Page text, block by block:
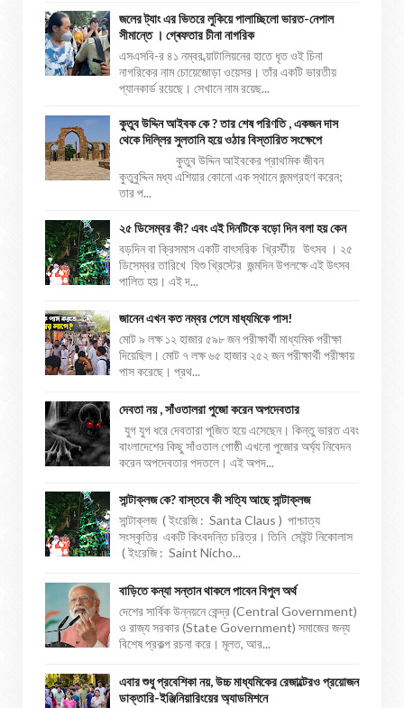
জলের ট্যাং এর ভিতরে লুকিয়ে পালাচ্ছিলো ভারত-নেপাল
সীমান্তে । গ্ৰেফতার চীনা নাগরিক
এসএসবি-র ৪১ নম্বর ব্য়াটালিয়নের হাতে ধৃত ওই চিনা
নাগরিকের নাম চোয়েজোড়া ওয়েসর। তাঁর একটি ভারতীয়
প্যানকার্ড রয়েছে। সেখানে নাম রয়েছ...
কুতুব উদ্দিন আইবক কে ? তার শেষ পরিণতি , একজন দাস
থেকে দিল্লির সুলতানি হয়ে ওঠার বিস্তারিত সংক্ষেপে
কুতুব উদ্দিন আইবকের প্রাথমিক জীবন
কুতুবুদ্দিন মধ্য এশিয়ার কোনো এক স্থানে জন্মগ্রহণ করেন;
তার প...
২৫ ডিসেম্বর কী? এবং এই দিনটিকে বড়ো দিন বলা হয় কেন
বড়দিন বা ক্রিসমাস একটি বাৎসরিক খ্রিস্টীয় উৎসব । ২৫
ডিসেম্বর তারিখে যিশু খ্রিস্টের জন্মদিন উপলক্ষে এই উৎসব
পালিত হয়। এই দ...
জানেন এখন কত নম্বর পেলে মাধ্যমিকে পাস!
মোট ৯ লক্ষ ১২ হাজার ৫৯৮ জন পরীক্ষার্থী মাধ্যমিক পরীক্ষা
দিয়েছিল। মোট ৭ লক্ষ ৬৫ হাজার ২৫২ জন পরীক্ষার্থী পরীক্ষায়
পাস করেছে। প্রথ...
দেবতা নয় , সাঁওতালরা পুজো করেন অপদেবতার
যুগ যুগ ধরে দেবতারা পূজিত হয়ে এসেছেন। কিন্তু ভারত এবং
বাংলাদেশের কিছু সাঁওতাল গোষ্ঠী এখনো পুজোর অর্ঘ্য নিবেদন
করেন অপদেবতার পদতলে। এই অপদ...
সান্টাক্লজ কে? বাস্তবে কী সত্যি আছে সান্টাক্লজ
সান্টাক্লজ ( ইংরেজি : Santa Claus ) পাশ্চাত্য
সংস্কৃতির একটি কিংবদন্তি চরিত্র। তিনি সেইন্ট নিকোলাস
( ইংরেজি : Saint Nicho...
বাড়িতে কন্যা সন্তান থাকলে পাবেন বিপুল অর্থ
দেশের সার্বিক উন্নয়নে কেন্দ্র (Central Government)
ও রাজ্য সরকার (State Government) সমাজের জন্য
বিশেষ প্রকল্প রচনা করে। মূলত, আর...
এবার শুধু প্রবেশিকা নয়, উচ্চ মাধ্যমিকের রেজাল্টেরও প্রয়োজন
ডাক্তারি-ইঞ্জিনিয়ারিংয়ের অ্যাডমিশনে